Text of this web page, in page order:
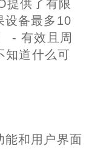
提供了有限
设备最多10
- 有效且周
知道什么可
能和用户界面